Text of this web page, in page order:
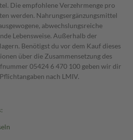
Die empfohlene Verzehrmenge pro
werden. Nahrungsergänzungsmittel
abwechslungsreiche
Lebensweise. Außerhalb der
Benötigst du vor dem Kauf dieses
über die Zusammensetzung des
05424 6 470 100 geben wir dir
nach LMIV.